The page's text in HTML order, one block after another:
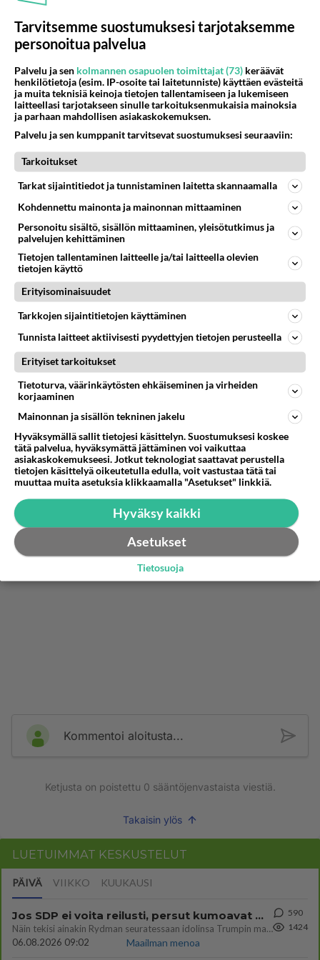
hitsata,ja eihän satuloitten vaihtamisesta tartte puhua
mitään,periaatteessa siis. Volvon pikku-dana perä
toimaa hyvin,eikäs ollut ees paha homma muuttaa ne
kiinnikkeet.Suosittelen lämpimästi.
Jos joku uskoo tarttevansa yhden hyvin lahon coupe-
projektin niin ilmoitelkoon,myös rankasti levitetty
sedan,hitsattu kauttaaltaan ja modifioitu keula ja
persaus(pelkkä koppa hilut mukaan),ja ite tarttisin sen
kuusmukisen monzan läppärungon caravaaniini.
parempaa ei löydy kuin amerikasta eli vee kaseja
että semmosta ja niin muuten oikeen ammatti
taidolla valamistetun kilijun kans mandariini mehu
sopii tosi hyvin!!!!!
Äänestä Kommentoi
2001-02-02 15:40:00
...että joku c-kadetti osio oli seuraavilla sivuilla:
(frendin sivut)
http://www.teli.stadia.fi/~mlaakso/fr-main.htm
en oo ihan varma osotteesta, enkä edes siitä onko
siellä kadetista mitään.
Äänestä Kommentoi
City Kadetti
2001-02-02 15:47:00
WWW.kadettc.de
Saksan kielinen,mutta paljon dataa.
Äänestä Kommentoi
Kommentoi aloitusta...
Ketjusta on poistettu 0 sääntöjenvastaista viestiä.
Takaisin ylös
LUETUIMMAT KESKUSTELUT
PÄIVÄ VIIKKO KUUKAUSI
Jos SDP ei voita reilusti, persut kumoavat demokratian Suomesta
Näin tekisi ainakin Rydman seuratessaan idolinsa Trumpin mallia https://www.is.fi/politiikka/art-2000012187244.html
06.08.2026 09:02
Maailman menoa
590
1424
Tarvitsemme suostumuksesi tarjotaksemme
personoitua palvelua
Palvelu ja sen kolmannen osapuolen toimittajat (73) keräävät
henkilötietoja (esim. IP-osoite tai laitetunniste) käyttäen evästeitä
ja muita teknisiä keinoja tietojen tallentamiseen ja lukemiseen
laitteellasi tarjotakseen sinulle tarkoituksenmukaisia mainoksia
ja parhaan mahdollisen asiakaskokemuksen.
Palvelu ja sen kumppanit tarvitsevat suostumuksesi seuraaviin:
Tarkoitukset
Tarkat sijaintitiedot ja tunnistaminen laitetta skannaamalla
Kohdennettu mainonta ja mainonnan mittaaminen
Personoitu sisältö, sisällön mittaaminen, yleisötutkimus ja
palvelujen kehittäminen
Tietojen tallentaminen laitteelle ja/tai laitteella olevien
tietojen käyttö
Erityisominaisuudet
Tarkkojen sijaintitietojen käyttäminen
Tunnista laitteet aktiivisesti pyydettyjen tietojen perusteella
Erityiset tarkoitukset
Tietoturva, väärinkäytösten ehkäiseminen ja virheiden
korjaaminen
Mainonnan ja sisällön tekninen jakelu
Hyväksymällä sallit tietojesi käsittelyn. Suostumuksesi koskee
tätä palvelua, hyväksymättä jättäminen voi vaikuttaa
asiakaskokemukseesi. Jotkut teknologiat saattavat perustella
tietojen käsittelyä oikeutetulla edulla, voit vastustaa tätä tai
muuttaa muita asetuksia klikkaamalla "Asetukset" linkkiä.
Hyväksy kaikki
Asetukset
Tietosuoja